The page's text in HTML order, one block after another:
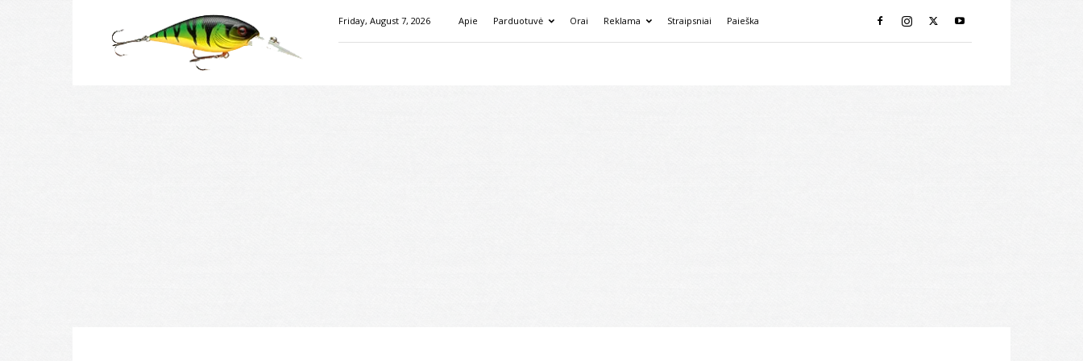
Friday, August 7, 2026 Apie Parduotuvė Orai Reklama Straipsniai Paieška